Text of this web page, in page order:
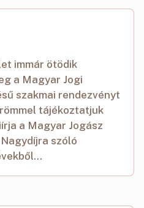
immár ötödik
a Magyar Jogi
szakmai rendezvényt
tájékoztatjuk
a Magyar Jogász
szóló